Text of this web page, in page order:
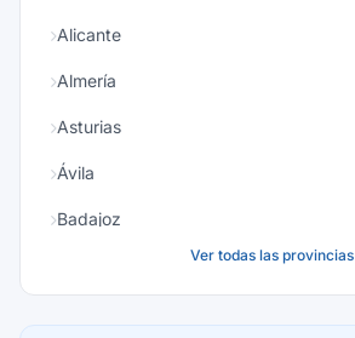
Alicante
Almería
Asturias
Ávila
Badajoz
Ver todas las provincias